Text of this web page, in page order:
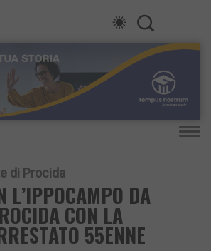
di Procida
L’IPPOCAMPO DA
CON LA
55ENNE